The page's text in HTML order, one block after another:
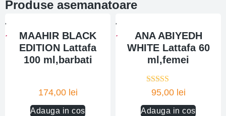
Produse asemanatoare
MAAHIR BLACK
EDITION Lattafa
100 ml,barbati
174,00 lei
Adauga in cos
ANA ABIYEDH
WHITE Lattafa 60
ml,femei
95,00 lei
Adauga in cos
Evaluat la
5.00